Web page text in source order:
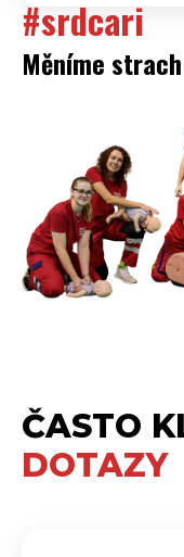
#srdcari
Měníme
ČASTO
DOTAZY